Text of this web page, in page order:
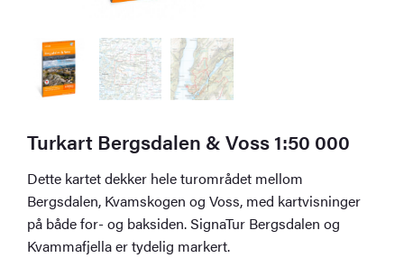
Turkart Bergsdalen & Voss 1:50 000
Dette kartet dekker hele turområdet mellom
Bergsdalen, Kvamskogen og Voss, med kartvisninger
på både for- og baksiden. SignaTur Bergsdalen og
Kvammafjella er tydelig markert.